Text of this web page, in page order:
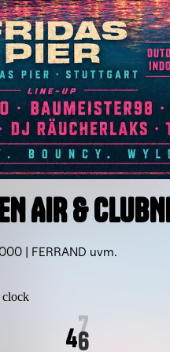
AIR &
| FERRAND uvm.
clock
46